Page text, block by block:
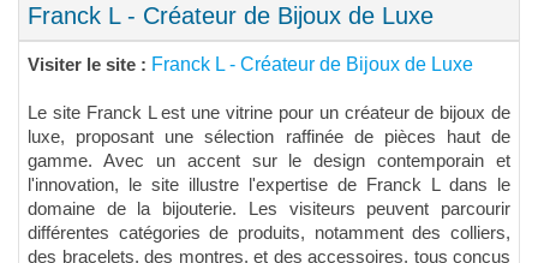
Franck L - Créateur de Bijoux de Luxe
Visiter le site : Franck L - Créateur de Bijoux de Luxe
Le site Franck L est une vitrine pour un créateur de bijoux de
luxe, proposant une sélection raffinée de pièces haut de
gamme. Avec un accent sur le design contemporain et
l'innovation, le site illustre l'expertise de Franck L dans le
domaine de la bijouterie. Les visiteurs peuvent parcourir
différentes catégories de produits, notamment des colliers,
des bracelets, des montres, et des accessoires, tous conçus